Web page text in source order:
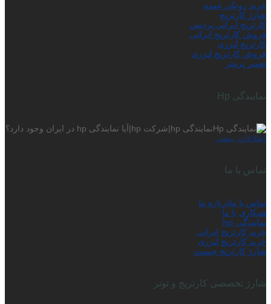
خرید زونکن عمده
شارژ کارتریج
کارتریج ایرانی پردیس
فروش کارتریج ایرانی
کارتریج لیزری
فروش کارتریج لیزری
تعمیر پرینتر
نمایندگی Hp
نمایندگی hp|شرکت hp|آیا نمایندگی hp در ایران وجود دارد؟
اطلاعات بیشتر
تماس با ما
تماس با مادرباره ما
همکاری با ما
نمایندگی hp
خرید کارتریج ایرانی
خرید کارتریج لیزری
شارژ کارتریج چیست
شارژ تخصصی کارتریج و تونر